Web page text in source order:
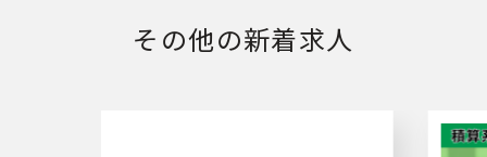
その他の新着求人